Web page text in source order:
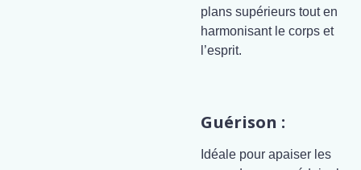
plans supérieurs tout en
harmonisant le corps et
l’esprit.
Guérison :
Idéale pour apaiser les